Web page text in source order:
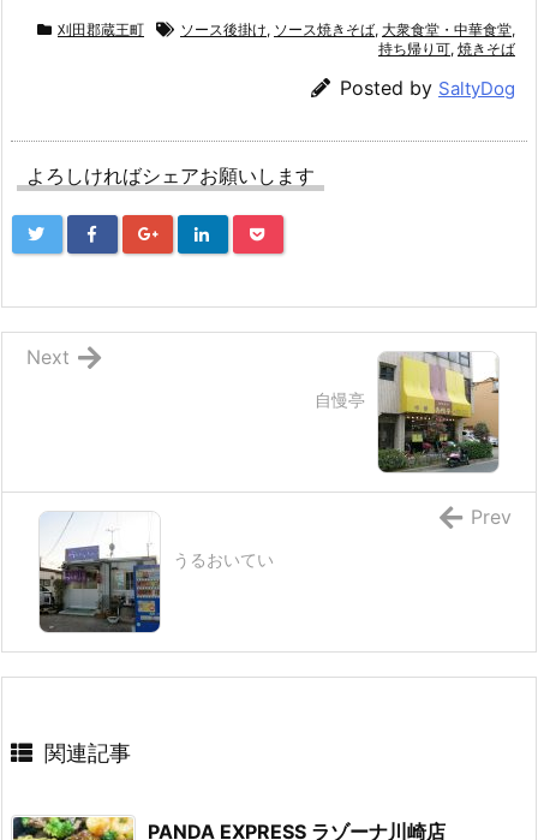
刈田郡蔵王町 ソース後掛け, ソース焼きそば, 大衆食堂・中華食堂,
持ち帰り可, 焼きそば
Posted by SaltyDog
よろしければシェアお願いします
自慢亭
Next
うるおいてい
Prev
関連記事
PANDA EXPRESS ラゾーナ川崎店